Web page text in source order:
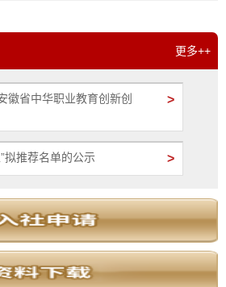
更多++
徽省中华职业教育创新创
>
拟推荐名单的公示 >